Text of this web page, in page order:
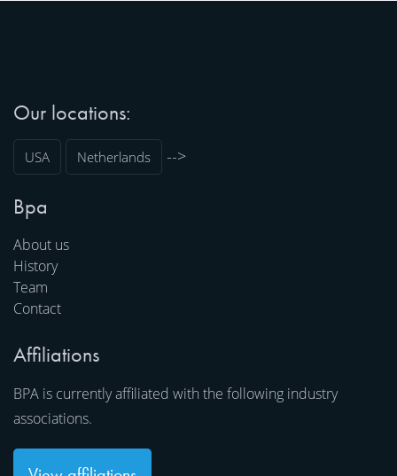
Our locations:
USA Netherlands -->
Bpa
About us
History
Team
Contact
Affiliations
BPA is currently affiliated with the following industry
associations.